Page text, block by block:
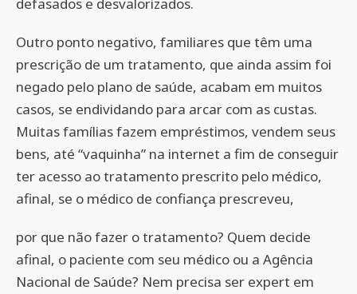
Outro ponto negativo, familiares que têm uma
prescrição de um tratamento, que ainda assim foi
negado pelo plano de saúde, acabam em muitos
casos, se endividando para arcar com as custas.
Muitas famílias fazem empréstimos, vendem seus
bens, até “vaquinha” na internet a fim de conseguir
ter acesso ao tratamento prescrito pelo médico,
afinal, se o médico de confiança prescreveu,
por que não fazer o tratamento? Quem decide
afinal, o paciente com seu médico ou a Agência
Nacional de Saúde? Nem precisa ser expert em